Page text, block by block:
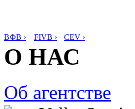
ВФВ › FIVB › CEV ›
О НАС
Об агентстве